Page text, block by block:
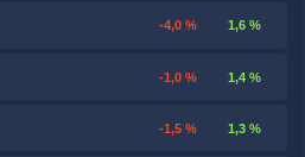
-4,0 % 1,6 %
-1,0 % 1,4 %
-1,5 % 1,3 %